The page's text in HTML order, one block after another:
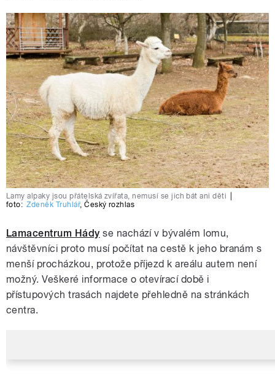
Lamy alpaky jsou přátelská zvířata, nemusí se jich bát ani děti
foto: Zdeněk Truhlář,Český rozhlas
Lamacentrum Hády se nachází v bývalém lomu,
návštěvníci proto musí počítat na cestě k jeho branám s
menší procházkou, protože příjezd k areálu autem není
možný. Veškeré informace o otevírací době i
přístupových trasách najdete přehledně na stránkách
centra.